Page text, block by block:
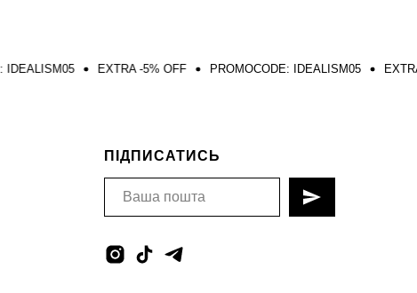
EXTRA -5% OFF PROMOCODE: IDEALISM05 EXTRA -5% OFF
ПІДПИСАТИСЬ